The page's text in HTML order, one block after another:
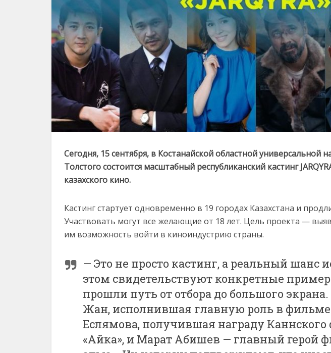
Сегодня, 15 сентября, в Костанайской областной универсальной
Толстого состоится масштабный республиканский кастинг
казахского кино.
Кастинг стартует одновременно в 19 городах Казахстана и
Участвовать могут все желающие от 18 лет. Цель проекта —
им возможность войти в киноиндустрию страны.
— Это не просто кастинг, а реальный шанс
этом свидетельствуют конкретные
прошли путь от отбора до большого
Жан, исполнившая главную роль в
Еслямова, получившая награду
«Айка», и Марат Абишев — главный герой